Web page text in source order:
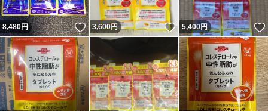
8,480円 いいね！
3,600円 いいね！
5,400円